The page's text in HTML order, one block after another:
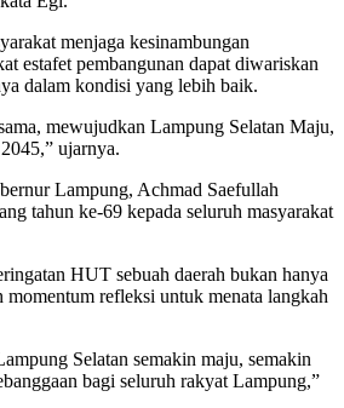
menjaga kesinambungan
estafet pembangunan dapat diwariskan
dalam kondisi yang lebih baik.
mewujudkan Lampung Selatan Maju,
ujarnya.
Lampung, Achmad Saefullah
tahun ke-69 kepada seluruh masyarakat
HUT sebuah daerah bukan hanya
momentum refleksi untuk menata langkah
Selatan semakin maju, semakin
bagi seluruh rakyat Lampung,”